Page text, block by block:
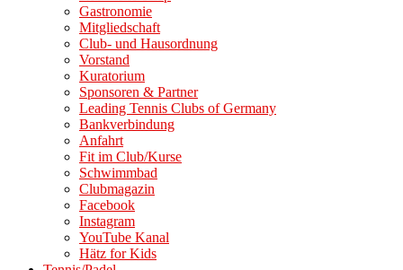
Gastronomie
Mitgliedschaft
Club- und Hausordnung
Vorstand
Kuratorium
Sponsoren & Partner
Leading Tennis Clubs of Germany
Bankverbindung
Anfahrt
Fit im Club/Kurse
Schwimmbad
Clubmagazin
Facebook
Instagram
YouTube Kanal
Hätz for Kids